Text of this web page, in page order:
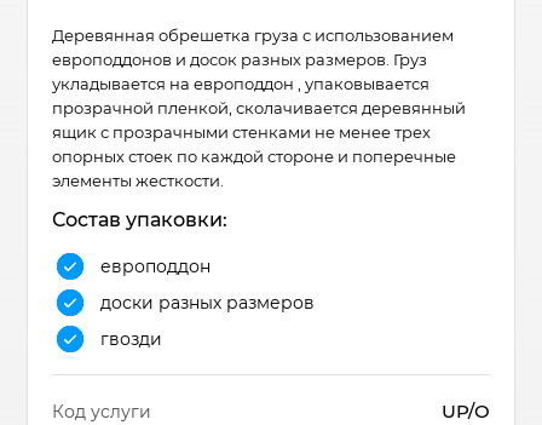
Деревянная обрешетка груза с использованием
европоддонов и досок разных размеров. Груз
укладывается на европоддон , упаковывается
прозрачной пленкой, сколачивается деревянный
ящик с прозрачными стенками не менее трех
опорных стоек по каждой стороне и поперечные
элементы жесткости.
Состав упаковки:
европоддон
доски разных размеров
гвозди
Код услуги UP/О